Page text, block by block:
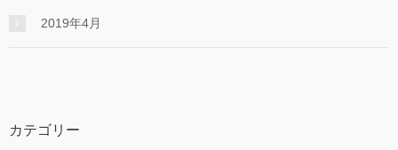
2019年4月
カテゴリー